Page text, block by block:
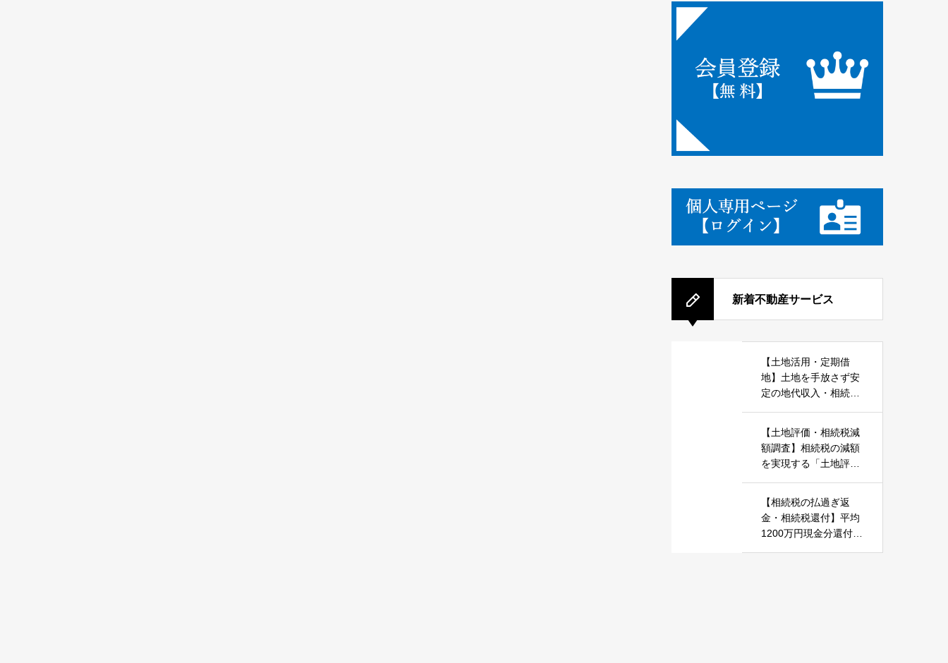
新着不動産サービス
【土地活用・定期借
地】土地を手放さず安
定の地代収入・相続・
せ」
【土地評価・相続税減
額調査】相続税の減額
を実現する「土地評価
に強い不動産鑑定士が
対応
【相続税の払過ぎ返
金・相続税還付】平均
1200万円現金分還付